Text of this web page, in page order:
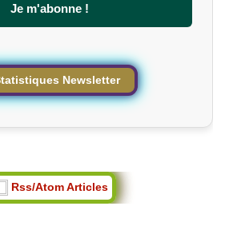
Je m'abonne !
Newsletter
Rss/Atom Articles